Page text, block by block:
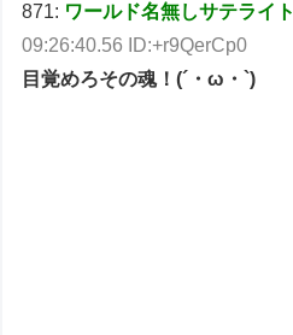
871: ワールド名無しサテライト
09:26:40.56 ID:+r9QerCp0
目覚めろその魂！(´・ω・`)